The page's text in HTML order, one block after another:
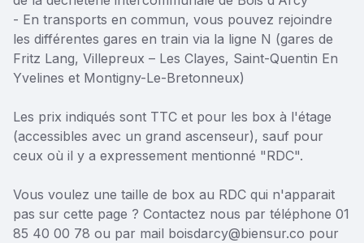
- En transports en commun, vous pouvez rejoindre
les différentes gares en train via la ligne N (gares de
Fritz Lang, Villepreux – Les Clayes, Saint-Quentin En
Yvelines et Montigny-Le-Bretonneux)
Les prix indiqués sont TTC et pour les box à l'étage
(accessibles avec un grand ascenseur), sauf pour
ceux où il y a expressement mentionné "RDC".
Vous voulez une taille de box au RDC qui n'apparait
pas sur cette page ? Contactez nous par téléphone 01
85 40 00 78 ou par mail boisdarcy@biensur.co pour